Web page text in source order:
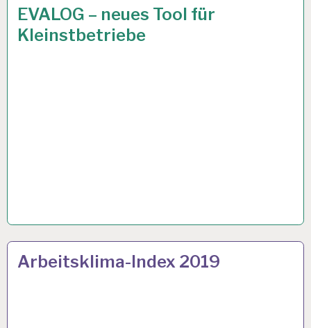
ARBEIT
UND
GESUNDHEIT…
EVALOG – neues Tool für
Kleinstbetriebe
15 MÄRZ 2019
12-
STUNDEN-
Arbeitsklima-Index 2019
20 FEB. 2019